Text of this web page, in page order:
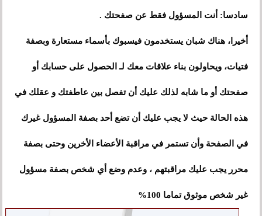
سادسا: أنت المسؤول فقط عن صفحتك .
أخيرا، هناك شبان يستخدمون فيسبوك بأسماء مستعارة وبصفة
فتيات، ويحاولون بناء علاقات معك لـ الحصول على حسابك أو
صفحتك أو ما شابه لذلك عليك أن تفصل بين عاطفتك و عقلك في
هذه الحالة حيث لا يجب عليك أن تضع أحد بصفة المسؤول غيرك
في الصفحة وأن تستمر في مراقبة الأعضاء الأخرين وحتى بصفة
محرر يجب عليك مراقبتهم ، وعدم وضع أي شخص بصفة مسؤول
غير شخص موثوق تماما 100%